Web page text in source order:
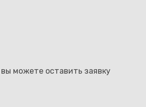
можете оставить заявку